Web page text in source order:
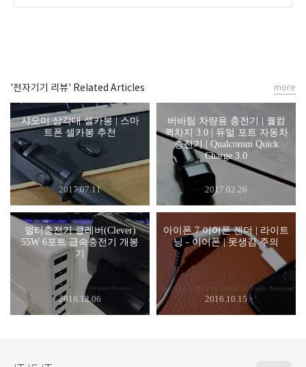
'전자기기 리뷰' Related Articles
샤오미 삼각대 셀카봉 | 스마
트폰 셀카봉 추천
2017.07.11
버바팀 차량용 충전기 | 퀄컴
퀵차지 3.0 | 듀얼 포트 자동차
충전기 | Qualcomm Quick
Charge 3.0
2017.02.26
멀티충전기 클레버(Clever)
55W 6포트 급속충전기 개봉
기
2016.12.06
아이폰 7 이어폰 젠더 | 라이트
닝 - 이어폰 | 못생김 주의
2016.10.15
more